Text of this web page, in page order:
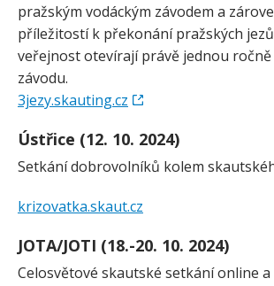
pražským vodáckým závodem a
příležitostí k překonání pražských
veřejnost otevírají právě jednou
závodu.
3jezy.skauting.cz
Ústřice (12. 10. 2024)
Setkání dobrovolníků kolem
krizovatka.skaut.cz
JOTA/​JOTI (18.-20. 10. 2024)
Celosvětové skautské setkání online